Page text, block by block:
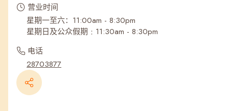
营业时间
星期一至六：11:00am - 8:30pm
星期日及公众假期﹕11:30am - 8:30pm
电话
28703877